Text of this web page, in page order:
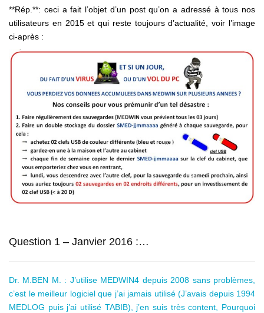
**Rép.**: ceci a fait l’objet d’un post qu’on a adressé à tous nos
utilisateurs en 2015 et qui reste toujours d’actualité, voir l’image
ci-après :
Question 1 – Janvier 2016 :…
Dr. M.BEN M. : J’utilise MEDWIN4 depuis 2008 sans problèmes,
c’est le meilleur logiciel que j’ai jamais utilisé (J’avais depuis 1994
MEDLOG puis j’ai utilisé TABIB), j’en suis très content, Pourquoi